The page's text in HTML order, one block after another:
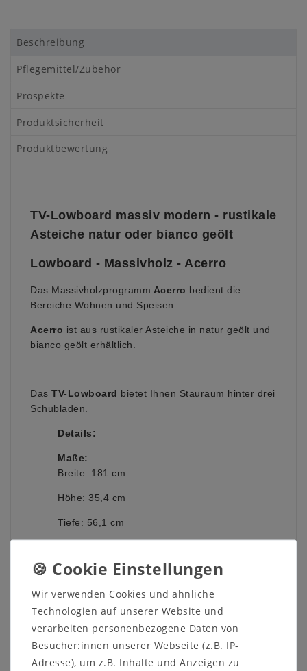
Beschreibung
Pflegemittel/Zubehör
Prospekte
Produktsicherheit
Produktbewertung
TV-Lowboard massiv modern - rustikale
Asteiche natur oder bianco geölt
Lowboard - Massivholz - Acerro
Das Massivholzprogramm Acerro bedient die
Bereiche Wohnen und Speisen.
Acerro ist aus rustikaler Asteiche in natur geölt und
bianco geölt erhältlich.
Das TV-Lowboard bietet Ihnen Stauraum hinter drei
Schubladen.
Details:
Maße:
Breite: 181 cm
Höhe: 35,4 cm
Tiefe: 56,1 cm
Holzart: rustikale Asteiche
Oberfläche wahlweise:natur geölt
(Abbildung) oder bianco geölt
Griffleisten und Rahmen wahlweise:
nickelfarben gebürstet (Abbildung) oder
Wir verwenden Cookies und ähnliche
Technologien auf unserer Website und
verarbeiten personenbezogene Daten von
Besucher:innen unserer Webseite (z.B. IP-
Adresse), um z.B. Inhalte und Anzeigen zu